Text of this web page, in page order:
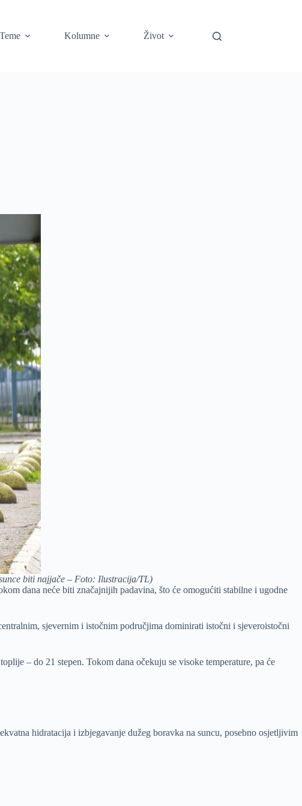
Teme Kolumne Život
biti najjače – Foto: Ilustracija/TL)
dana neće biti značajnijih padavina, što će omogućiti stabilne i ugodne
sjevernim i istočnim područjima dominirati istočni i sjeveroistočni
– do 21 stepen. Tokom dana očekuju se visoke temperature, pa će
hidratacija i izbjegavanje dužeg boravka na suncu, posebno osjetljivim